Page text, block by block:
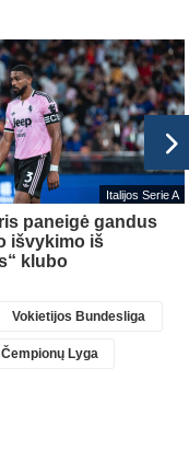
Italijos Serie A
paneigė gandus
išvykimo iš
klubo
Vokietijos Bundesliga
Lyga